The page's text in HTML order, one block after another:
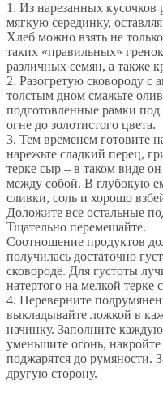
1. Из нарезанных кусочков
мягкую серединку,
Хлеб можно взять не
таких «правильных»
различных семян, а также
2. Разогретую сковороду
толстым дном смажьте
подготовленные рамки
огне до золотистого цвета.
3. Тем временем готовите
нарежьте сладкий перец,
терке сыр – в таком виде
между собой. В глубокую
сливки, соль и хорошо
Доложите все остальные
Тщательно перемешайте.
Соотношение продуктов
получилась достаточно
сковороде. Для густоты
натертого на мелкой терке
4. Переверните
выкладывайте ложкой в
начинку. Заполните
уменьшите огонь,
поджарятся до румяности.
другую сторону.